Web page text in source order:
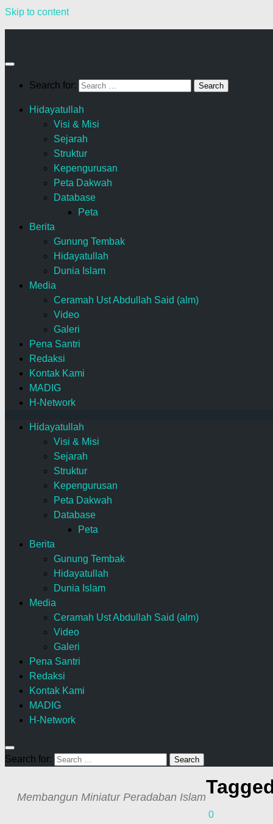
Skip to content
Search for:
Hidayatullah
Visi & Misi
Sejarah
Struktur
Kepengurusan
Peta Dakwah
Database
Peta
Berita
Gunung Tembak
Hidayatullah
Dunia Islam
Media
Ceramah Ust Abdullah Said (alm)
Video
Galeri
Pena Santri
Redaksi
Kontak Kami
MADIG
H-Network
Hidayatullah
Visi & Misi
Sejarah
Struktur
Kepengurusan
Peta Dakwah
Database
Peta
Berita
Gunung Tembak
Hidayatullah
Dunia Islam
Media
Ceramah Ust Abdullah Said (alm)
Video
Galeri
Pena Santri
Redaksi
Kontak Kami
MADIG
H-Network
Search for:
Membangun Miniatur Peradaban Islam
0